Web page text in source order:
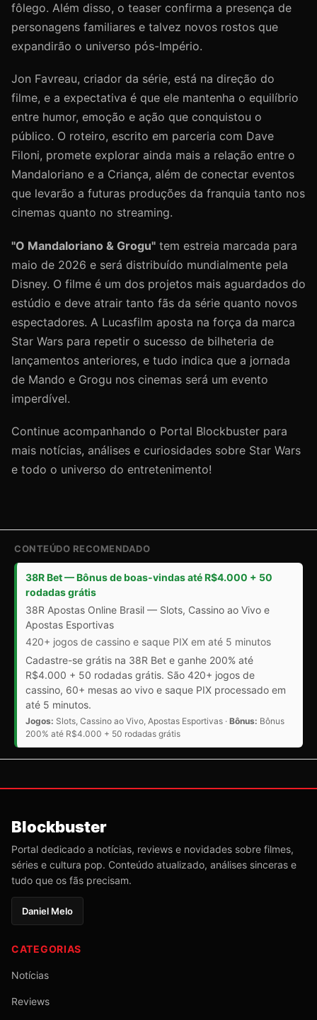
fôlego. Além disso, o teaser confirma a presença de
personagens familiares e talvez novos rostos que
expandirão o universo pós-Império.
Jon Favreau, criador da série, está na direção do
filme, e a expectativa é que ele mantenha o equilíbrio
entre humor, emoção e ação que conquistou o
público. O roteiro, escrito em parceria com Dave
Filoni, promete explorar ainda mais a relação entre o
Mandaloriano e a Criança, além de conectar eventos
que levarão a futuras produções da franquia tanto nos
cinemas quanto no streaming.
"O Mandaloriano & Grogu" tem estreia marcada para
maio de 2026 e será distribuído mundialmente pela
Disney. O filme é um dos projetos mais aguardados do
estúdio e deve atrair tanto fãs da série quanto novos
espectadores. A Lucasfilm aposta na força da marca
Star Wars para repetir o sucesso de bilheteria de
lançamentos anteriores, e tudo indica que a jornada
de Mando e Grogu nos cinemas será um evento
imperdível.
Continue acompanhando o Portal Blockbuster para
mais notícias, análises e curiosidades sobre Star Wars
e todo o universo do entretenimento!
CONTEÚDO RECOMENDADO
38R Bet — Bônus de boas-vindas até R$4.000 + 50
rodadas grátis
38R Apostas Online Brasil — Slots, Cassino ao Vivo e
Apostas Esportivas
420+ jogos de cassino e saque PIX em até 5 minutos
Cadastre-se grátis na 38R Bet e ganhe 200% até
R$4.000 + 50 rodadas grátis. São 420+ jogos de
cassino, 60+ mesas ao vivo e saque PIX processado em
até 5 minutos.
Jogos: Slots, Cassino ao Vivo, Apostas Esportivas · Bônus: Bônus
200% até R$4.000 + 50 rodadas grátis
Blockbuster
Portal dedicado a notícias, reviews e novidades sobre filmes,
séries e cultura pop. Conteúdo atualizado, análises sinceras e
tudo que os fãs precisam.
Daniel Melo
CATEGORIAS
Notícias
Reviews